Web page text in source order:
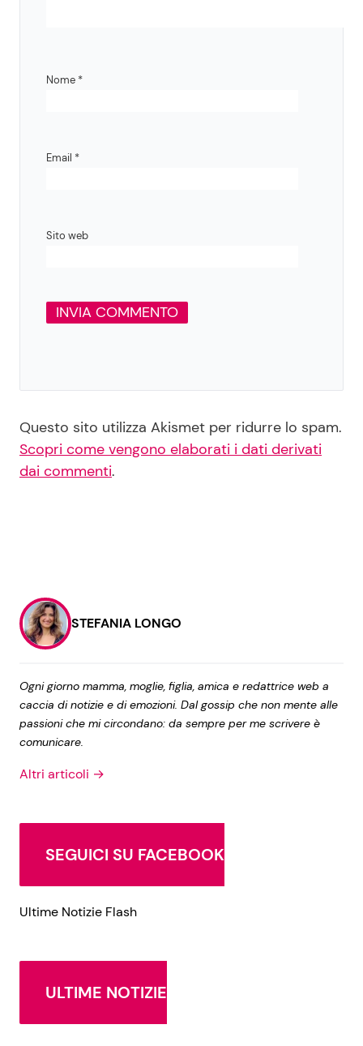
Nome *
Email *
Sito web
Questo sito utilizza Akismet per ridurre lo spam.
Scopri come vengono elaborati i dati derivati
dai commenti.
STEFANIA LONGO
Ogni giorno mamma, moglie, figlia, amica e redattrice web a
caccia di notizie e di emozioni. Dal gossip che non mente alle
passioni che mi circondano: da sempre per me scrivere è
comunicare.
Altri articoli →
SEGUICI SU FACEBOOK
Ultime Notizie Flash
ULTIME NOTIZIE